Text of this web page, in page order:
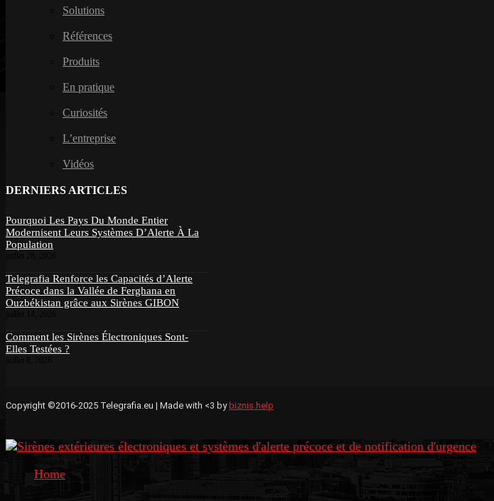
Solutions
Références
Produits
En pratique
Curiosités
L’entreprise
Vidéos
DERNIERS ARTICLES
Pourquoi Les Pays Du Monde Entier
Modernisent Leurs Systèmes D’Alerte À La
Population
Telegrafia Renforce les Capacités d’Alerte
Précoce dans la Vallée de Ferghana en
Ouzbékistan grâce aux Sirènes GIBON
Comment les Sirènes Électroniques Sont-
Elles Testées ?
Copyright ©2016-2025 Telegrafia.eu | Made with <3 by biznis.help
Home